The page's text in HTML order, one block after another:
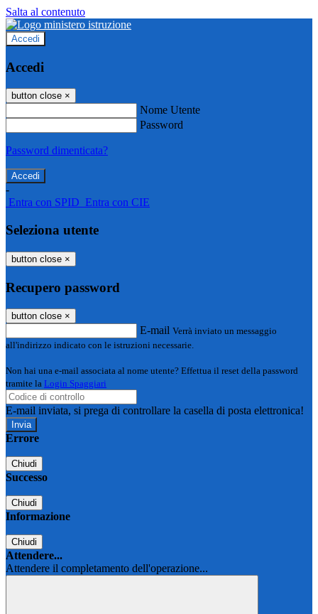
Salta al contenuto
Accedi
Accedi
button close ×
Nome Utente
Password
Password dimenticata?
-
Entra con SPID Entra con CIE
Seleziona utente
button close ×
Recupero password
button close ×
E-mail Verrà inviato un messaggio
all'indirizzo indicato con le istruzioni necessarie.
Non hai una e-mail associata al nome utente? Effettua il reset della password
tramite la Login Spaggiari
E-mail inviata, si prega di controllare la casella di posta elettronica!
Errore
Chiudi
Successo
Chiudi
Informazione
Chiudi
Attendere...
Attendere il completamento dell'operazione...